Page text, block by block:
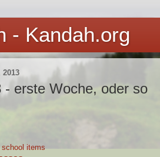
- Kandah.org
2013
- erste Woche, oder so
items